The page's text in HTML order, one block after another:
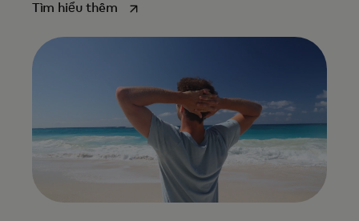
Tìm hiểu thêmopens in a new tab